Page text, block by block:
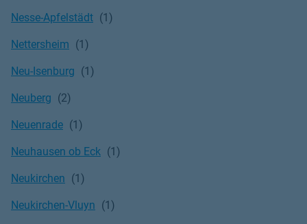
Nesse-Apfelstädt
Nettersheim
Neu-Isenburg
Neuberg
Neuenrade
Neuhausen ob Eck
Neukirchen
Neukirchen-Vluyn